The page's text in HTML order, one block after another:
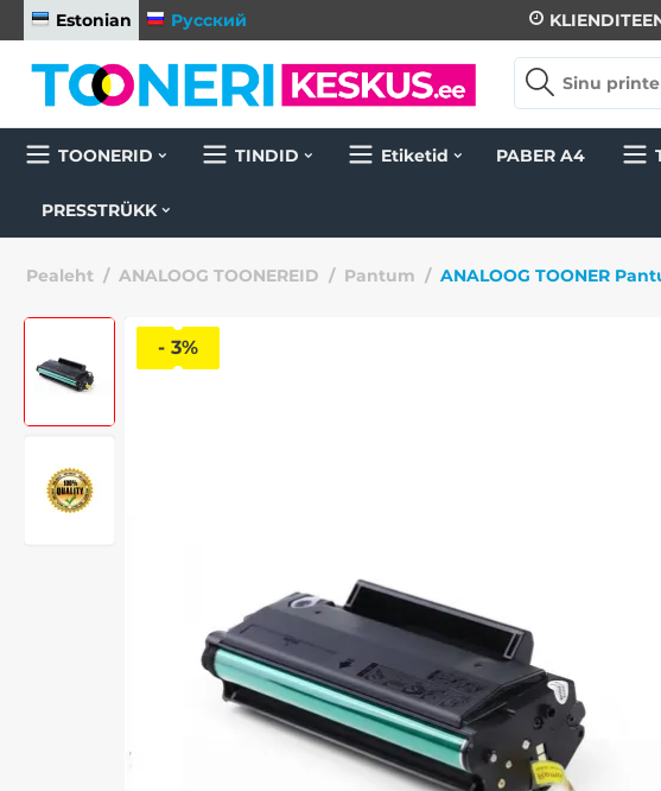
Estonian Русский
TOONERID TINDID Etiketid PABER A4
PRESSTRÜKK
Pealeht / ANALOOG TOONEREID / Pantum / ANALOOG TOONER
- 3%